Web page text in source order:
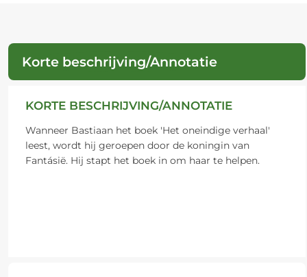
Korte beschrijving/Annotatie
KORTE BESCHRIJVING/ANNOTATIE
Wanneer Bastiaan het boek 'Het oneindige verhaal'
leest, wordt hij geroepen door de koningin van
Fantásië. Hij stapt het boek in om haar te helpen.